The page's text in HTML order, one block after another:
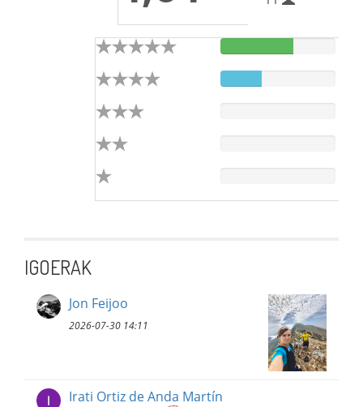
IGOERAK
Jon Feijoo
2026-07-30 14:11
Irati Ortiz de Anda Martín